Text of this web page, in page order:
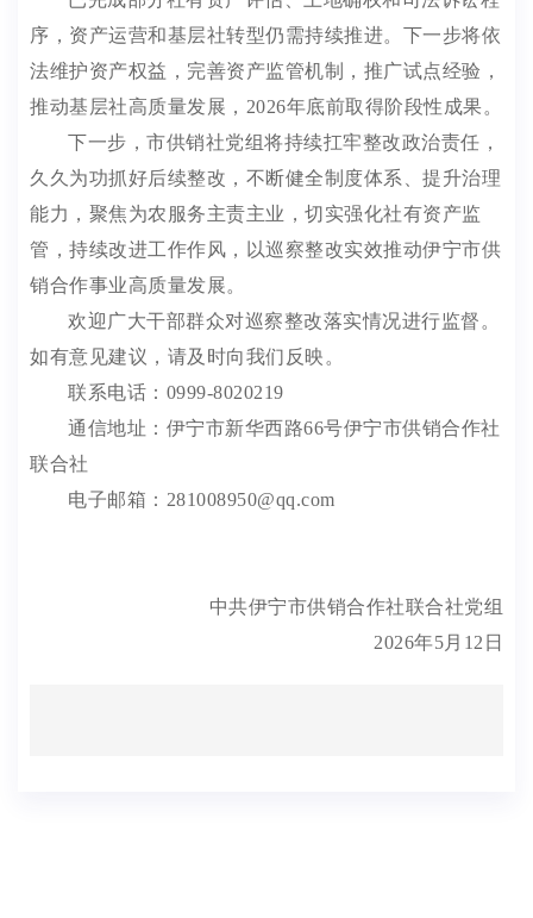
序，资产运营和基层社转型仍需持续推进。下一步将依
法维护资产权益，完善资产监管机制，推广试点经验，
推动基层社高质量发展， 2026年底前取得阶段性成果。
下一步，市供销社党组将持续扛牢整改政治责任，
久久为功抓好后续整改，不断健全制度体系、提升治理
能力，聚焦为农服务主责主业，切实强化社有资产监
管，持续改进工作作风，以巡察整改实效推动伊宁市供
销合作事业高质量发展。
欢迎广大干部群众对巡察整改落实情况进行监督。
如有意见建议，请及时向我们反映。
联系电话： 0999-8020219
通信地址：伊宁市新华西路66号伊宁市供销合作社
联合社
电子邮箱： 281008950@qq.com
中共伊宁市供销合作社联合社党组
2026年5月 12 日